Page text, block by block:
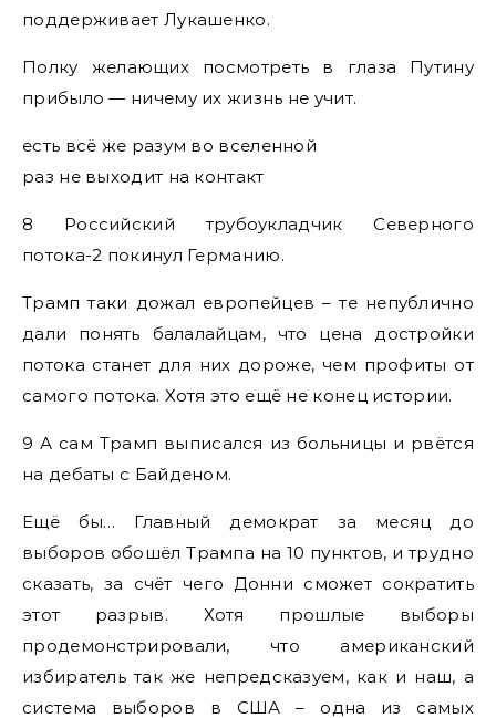
поддерживает Лукашенко.
Полку желающих посмотреть в глаза Путину
прибыло — ничему их жизнь не учит.
есть всё же разум во вселенной
раз не выходит на контакт
8 Российский трубоукладчик Северного
потока-2 покинул Германию.
Трамп таки дожал европейцев – те непублично
дали понять балалайцам, что цена достройки
потока станет для них дороже, чем профиты от
самого потока. Хотя это ещё не конец истории.
9 А сам Трамп выписался из больницы и рвётся
на дебаты с Байденом.
Ещё бы… Главный демократ за месяц до
выборов обошёл Трампа на 10 пунктов, и трудно
сказать, за счёт чего Донни сможет сократить
этот разрыв. Хотя прошлые выборы
продемонстрировали, что американский
избиратель так же непредсказуем, как и наш, а
система выборов в США – одна из самых